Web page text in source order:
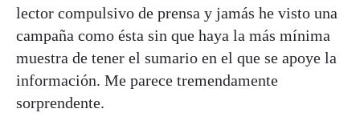
lector compulsivo de prensa y jamás he visto una
campaña como ésta sin que haya la más mínima
muestra de tener el sumario en el que se apoye la
información. Me parece tremendamente
sorprendente.